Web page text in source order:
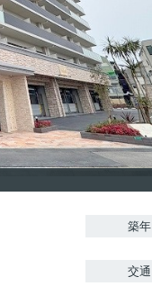
築年
交通